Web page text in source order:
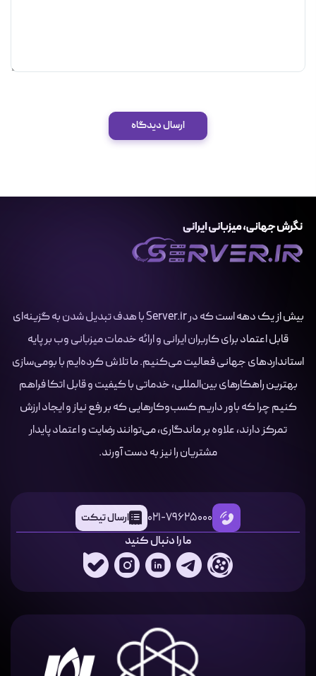
ارسال دیدگاه
بیش از یک دهه است که در Server.ir با هدف تبدیل شدن به گزینه‌ای
قابل اعتماد برای کاربران ایرانی و ارائه خدمات میزبانی وب بر پایه
استانداردهای جهانی فعالیت می‌کنیم. ما تلاش کرده‌ایم با بومی‌سازی
بهترین راهکارهای بین‌المللی، خدماتی با کیفیت و قابل اتکا فراهم
کنیم چرا که باور داریم کسب‌وکارهایی که بر رفع نیاز و ایجاد ارزش
تمرکز دارند، علاوه بر ماندگاری، می‌توانند رضایت و اعتماد پایدار
مشتریان را نیز به دست آورند.
021-79625000 ارسال تیکت
ما را دنبال کنید